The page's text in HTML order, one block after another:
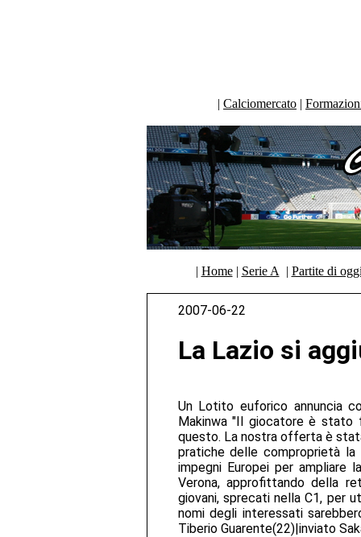
| Calciomercato |
| Home| Serie A | Partite di oggi
2007-06-22
La Lazio si
Un Lotito euforico annuncia
Makinwa "Il giocatore è stato
questo. La nostra offerta è
pratiche delle comproprietà
impegni Europei per
Verona, approfittando della
giovani, sprecati nella C1, per
nomi degli interessati
Tiberio Guarente(22)|inviato